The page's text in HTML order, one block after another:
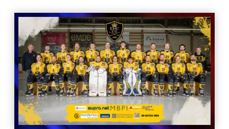
© 2026 Eishockey Liechtenstein